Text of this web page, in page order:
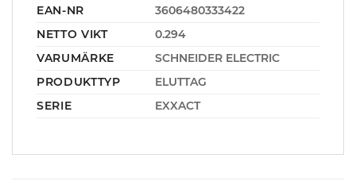
EAN-NR
3606480333422
NETTO VIKT
0.294
VARUMÄRKE
SCHNEIDER ELECTRIC
PRODUKTTYP
ELUTTAG
SERIE
EXXACT